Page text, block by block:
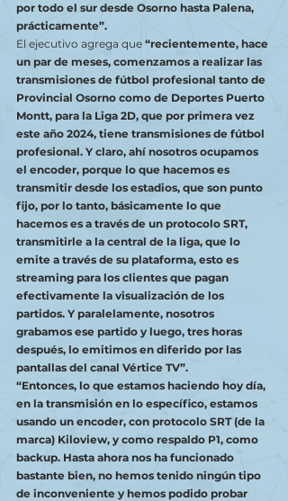
por todo el sur desde Osorno hasta Palena,
prácticamente”.
El ejecutivo agrega que “recientemente, hace
un par de meses, comenzamos a realizar las
transmisiones de fútbol profesional tanto de
Provincial Osorno como de Deportes Puerto
Montt, para la Liga 2D, que por primera vez
este año 2024, tiene transmisiones de fútbol
profesional. Y claro, ahí nosotros ocupamos
el encoder, porque lo que hacemos es
transmitir desde los estadios, que son punto
fijo, por lo tanto, básicamente lo que
hacemos es a través de un protocolo SRT,
transmitirle a la central de la liga, que lo
emite a través de su plataforma, esto es
streaming para los clientes que pagan
efectivamente la visualización de los
partidos. Y paralelamente, nosotros
grabamos ese partido y luego, tres horas
después, lo emitimos en diferido por las
pantallas del canal Vértice TV”.
“Entonces, lo que estamos haciendo hoy día,
en la transmisión en lo específico, estamos
usando un encoder, con protocolo SRT (de la
marca) Kiloview, y como respaldo P1, como
backup. Hasta ahora nos ha funcionado
bastante bien, no hemos tenido ningún tipo
de inconveniente y hemos podido probar